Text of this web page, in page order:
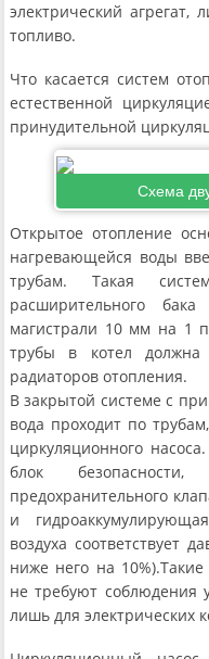
электрический агрегат,
топливо.
Что касается систем
естественной
принудительной
Схема
Открытое отопление
нагревающейся воды
трубам. Такая
расширительного
магистрали 10 мм на 1
трубы в котел должна
радиаторов отопления.
В закрытой системе с
вода проходит по
циркуляционного
блок
предохранительного
и
воздуха соответствует
ниже него на
не требуют соблюдения
лишь для электрических